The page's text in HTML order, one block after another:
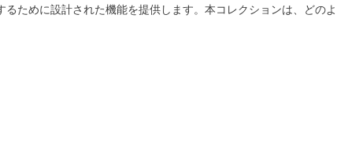
ために設計された機能を提供します。本コレクションは、どのよ